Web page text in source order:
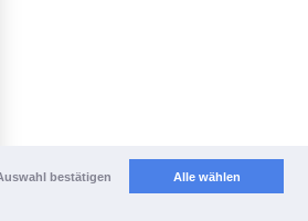
bestätigen Alle wählen